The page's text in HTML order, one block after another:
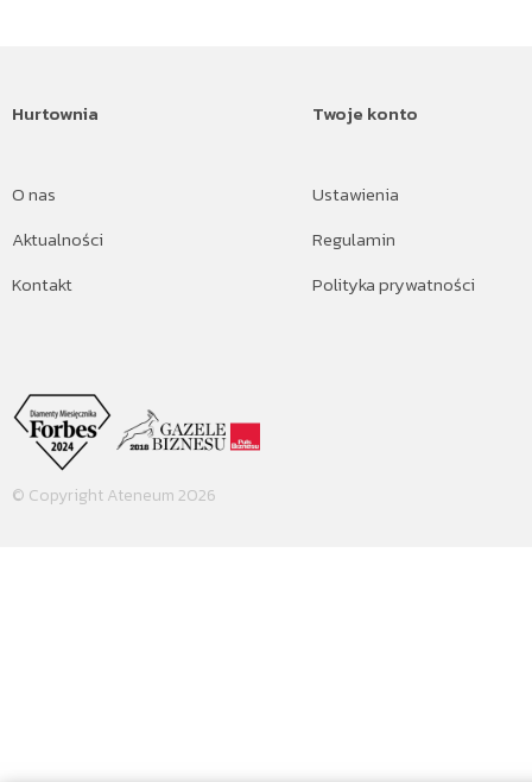
Hurtownia
O nas
Aktualności
Kontakt
Twoje konto
Ustawienia
Regulamin
Polityka prywatności
© Copyright Ateneum 2026